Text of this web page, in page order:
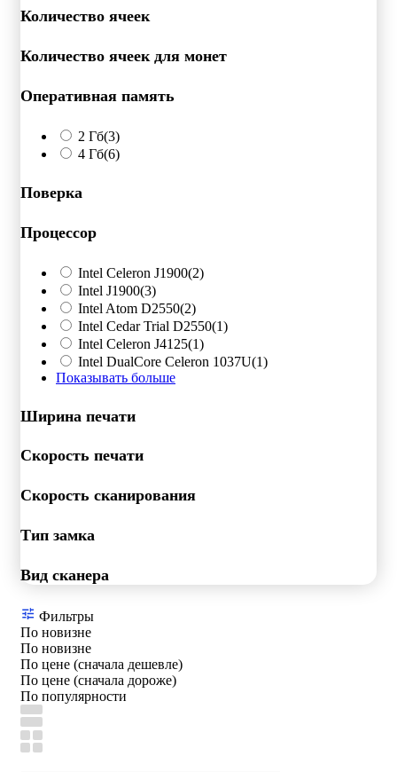
Количество ячеек
Количество ячеек для монет
Оперативная память
2 Гб(3)
4 Гб(6)
Поверка
Процессор
Intel Celeron J1900(2)
Intel J1900(3)
Intel Atom D2550(2)
Intel Cedar Trial D2550(1)
Intel Celeron J4125(1)
Intel DualCore Celeron 1037U(1)
Показывать больше
Ширина печати
Скорость печати
Скорость сканирования
Тип замка
Вид сканера
Фильтры
По новизне
По новизне
По цене (сначала дешевле)
По цене (сначала дороже)
По популярности